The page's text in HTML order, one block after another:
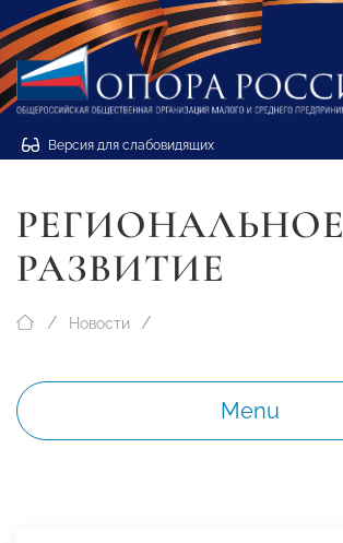
Версия для слабовидящих
РЕГИОНАЛЬНОЕ
РАЗВИТИЕ
Новости
Menu